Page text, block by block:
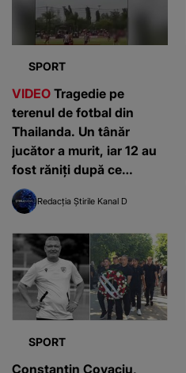
SPORT
VIDEO Tragedie pe
terenul de fotbal din
Thailanda. Un tânăr
jucător a murit, iar 12 au
fost răniți după ce
fulgerele au lovit în timpul
meciuluiRedacția Știrile Kanal D
SPORT
Constantin Covaciu,